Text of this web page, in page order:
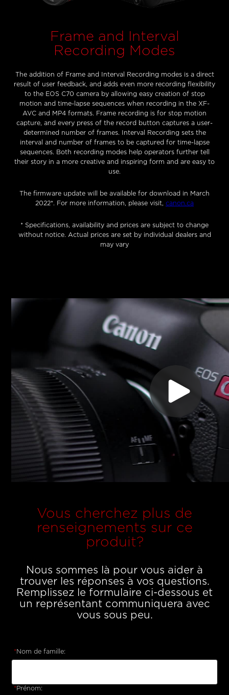
Frame and Interval
Recording Modes
The addition of Frame and Interval Recording modes is a direct
result of user feedback, and adds even more recording flexibility
to the EOS C70 camera by allowing easy creation of stop
motion and time-lapse sequences when recording in the XF-
AVC and MP4 formats. Frame recording is for stop motion
capture, and every press of the record button captures a user-
determined number of frames. Interval Recording sets the
interval and number of frames to be captured for time-lapse
sequences. Both recording modes help operators further tell
their story in a more creative and inspiring form and are easy to
use.
The firmware update will be available for download in March
2022*. For more information, please visit, canon.ca
* Specifications, availability and prices are subject to change
without notice. Actual prices are set by individual dealers and
may vary
Vous cherchez plus de
renseignements sur ce
produit?
Nous sommes là pour vous aider à
trouver les réponses à vos questions.
Remplissez le formulaire ci-dessous et
un représentant communiquera avec
vous sous peu.
*Nom de famille:
*Prénom: